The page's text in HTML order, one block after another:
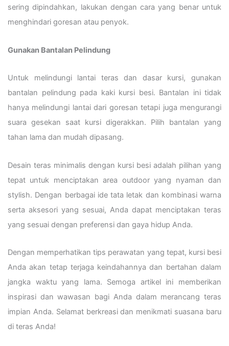
sering dipindahkan, lakukan dengan cara yang benar untuk
menghindari goresan atau penyok.
Gunakan Bantalan Pelindung
Untuk melindungi lantai teras dan dasar kursi, gunakan
bantalan pelindung pada kaki kursi besi. Bantalan ini tidak
hanya melindungi lantai dari goresan tetapi juga mengurangi
suara gesekan saat kursi digerakkan. Pilih bantalan yang
tahan lama dan mudah dipasang.
Desain teras minimalis dengan kursi besi adalah pilihan yang
tepat untuk menciptakan area outdoor yang nyaman dan
stylish. Dengan berbagai ide tata letak dan kombinasi warna
serta aksesori yang sesuai, Anda dapat menciptakan teras
yang sesuai dengan preferensi dan gaya hidup Anda.
Dengan memperhatikan tips perawatan yang tepat, kursi besi
Anda akan tetap terjaga keindahannya dan bertahan dalam
jangka waktu yang lama. Semoga artikel ini memberikan
inspirasi dan wawasan bagi Anda dalam merancang teras
impian Anda. Selamat berkreasi dan menikmati suasana baru
di teras Anda!